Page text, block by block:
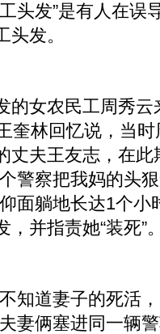
头发”是有人在误
发。
女农民工周秀云
奎林回忆说，当
丈夫王友志，在
警察把我妈的头
面躺地长达1个
并指责她“装死”
道妻子的死活，
妻俩塞进同一辆